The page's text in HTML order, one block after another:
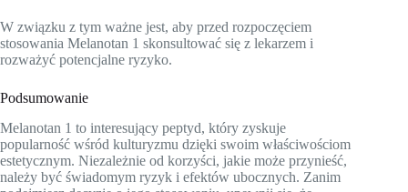
W związku z tym ważne jest, aby przed rozpoczęciem
stosowania Melanotan 1 skonsultować się z lekarzem i
rozważyć potencjalne ryzyko.
Podsumowanie
Melanotan 1 to interesujący peptyd, który zyskuje
popularność wśród kulturyzmu dzięki swoim właściwościom
estetycznym. Niezależnie od korzyści, jakie może przynieść,
należy być świadomym ryzyk i efektów ubocznych. Zanim